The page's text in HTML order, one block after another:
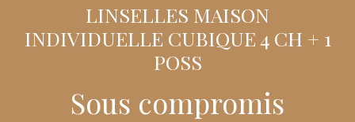
LINSELLES MAISON
INDIVIDUELLE CUBIQUE 4 CH + 1
POSS
Sous compromis